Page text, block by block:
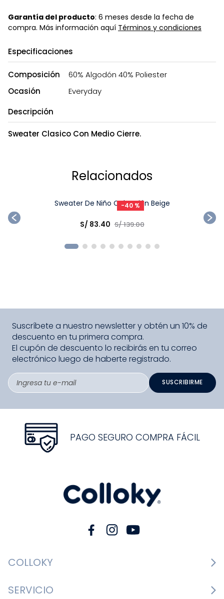
Garantía del producto: 6 meses desde la fecha de
compra. Más información aquí Términos y condiciones
Especificaciones
Composición
60% Algodón 40% Poliester
Ocasión
Everyday
Descripción
Sweater Clasico Con Medio Cierre.
Relacionados
Talla
Elige una opción
Sweater De Niño Colección Beige
Suscríbete a nuestro newsletter y obtén un 10% de
electrónico luego de haberte registrado.